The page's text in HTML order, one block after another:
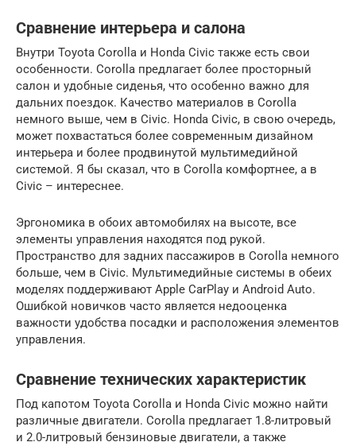
Сравнение интерьера и салона
Внутри Toyota Corolla и Honda Civic также есть свои
особенности. Corolla предлагает более просторный
салон и удобные сиденья, что особенно важно для
дальних поездок. Качество материалов в Corolla
немного выше, чем в Civic. Honda Civic, в свою очередь,
может похвастаться более современным дизайном
интерьера и более продвинутой мультимедийной
системой. Я бы сказал, что в Corolla комфортнее, а в
Civic – интереснее.
Эргономика в обоих автомобилях на высоте, все
элементы управления находятся под рукой.
Пространство для задних пассажиров в Corolla немного
больше, чем в Civic. Мультимедийные системы в обеих
моделях поддерживают Apple CarPlay и Android Auto.
Ошибкой новичков часто является недооценка
важности удобства посадки и расположения элементов
управления.
Сравнение технических характеристик
Под капотом Toyota Corolla и Honda Civic можно найти
различные двигатели. Corolla предлагает 1.8-литровый
и 2.0-литровый бензиновые двигатели, а также